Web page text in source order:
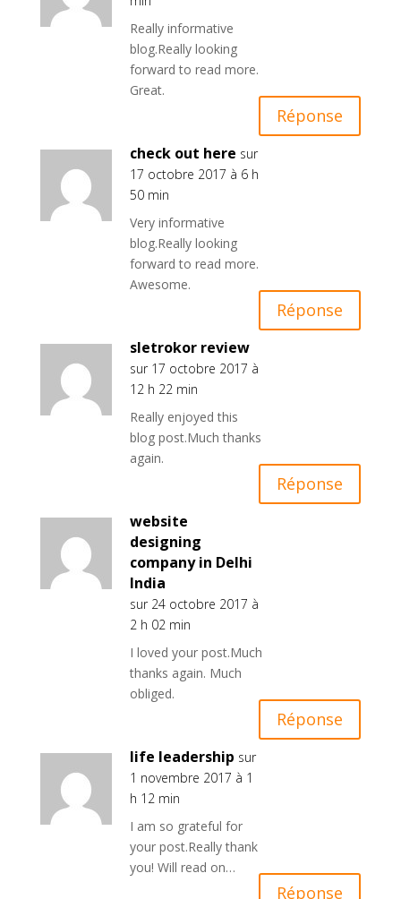
Really informative
blog.Really looking
forward to read more.
Great.
Réponse
check out here sur
17 octobre 2017 à 6 h
50 min
Very informative
blog.Really looking
forward to read more.
Awesome.
Réponse
sletrokor review
sur 17 octobre 2017 à
12 h 22 min
Really enjoyed this
blog post.Much thanks
again.
Réponse
website
designing
company in Delhi
India
sur 24 octobre 2017 à
2 h 02 min
I loved your post.Much
thanks again. Much
obliged.
Réponse
life leadership sur
1 novembre 2017 à 1
h 12 min
I am so grateful for
your post.Really thank
you! Will read on…
Réponse